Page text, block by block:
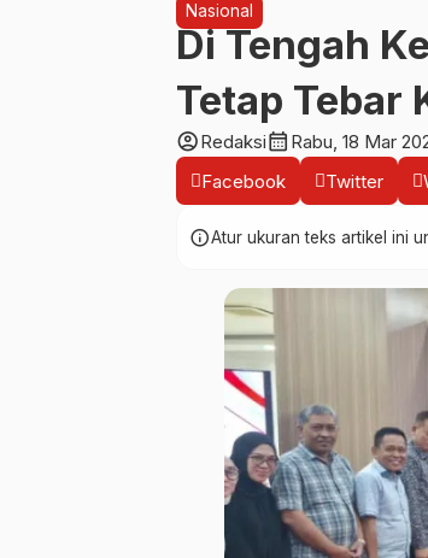
Nasional
Di Tengah
Tetap Tebar
account_circleRedaksicalendar_month Rabu, 18 Mar
Facebook
Twitter
infoAtur ukuran teks artikel ini